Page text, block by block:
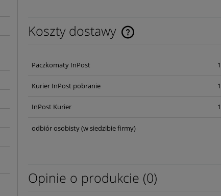
Koszty dostawy
Paczkomaty InPost
Kurier InPost pobranie
InPost Kurier
odbiór osobisty(w siedzibie firmy)
Opinie o produkcie (0)